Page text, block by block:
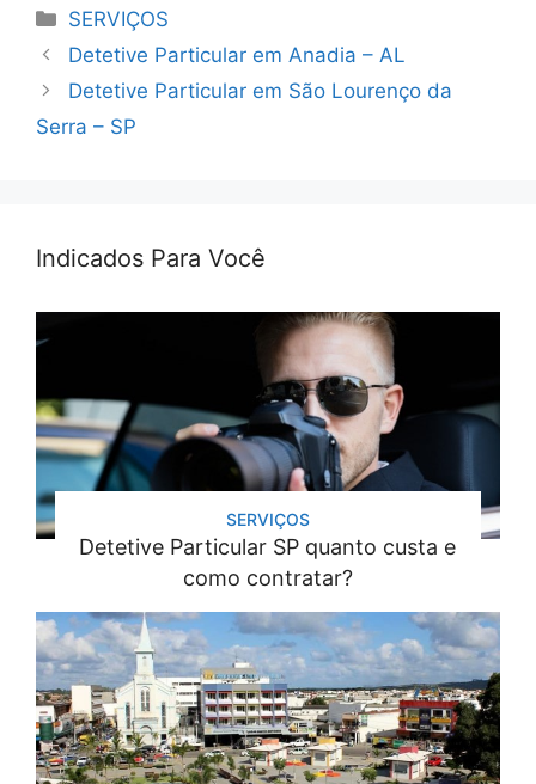
Categorias
SERVIÇOS
Detetive Particular em Anadia – AL
Detetive Particular em São Lourenço da
Serra – SP
Indicados Para Você
SERVIÇOS
Detetive Particular SP quanto custa e
como contratar?